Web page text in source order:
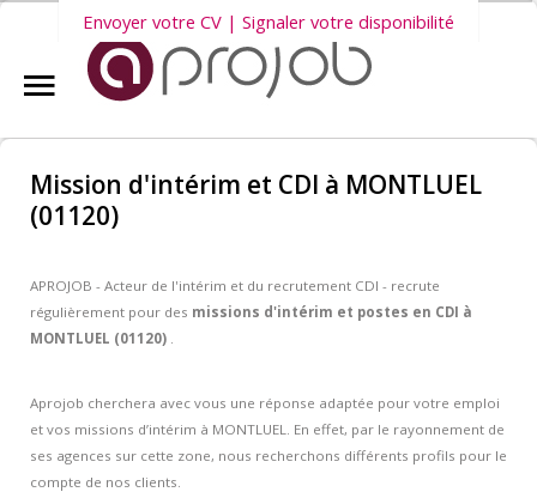
Accueil
Aprojob ?
Entreprises
Offres d'emploi
Salariés Aprojob
Envoyer votre CV | Signaler votre disponibilité
Mission d'intérim et CDI à MONTLUEL
(01120)
APROJOB - Acteur de l'intérim et du recrutement CDI - recrute
régulièrement pour des missions d'intérim et postes en CDI à
MONTLUEL (01120) .
Aprojob cherchera avec vous une réponse adaptée pour votre emploi
et vos missions d’intérim à MONTLUEL. En effet, par le rayonnement de
ses agences sur cette zone, nous recherchons différents profils pour le
compte de nos clients.